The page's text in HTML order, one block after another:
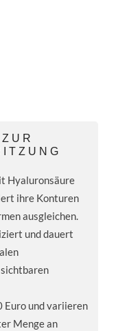
Hyaluronsäure
ihre Konturen
ausgleichen.
und dauert
Euro und variieren
Menge an